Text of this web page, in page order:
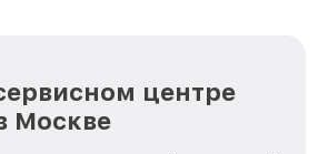
центре
Москве